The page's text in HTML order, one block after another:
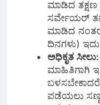
ಮಾಡಿದ ತಕ್ಷಣ
ಸರ್ವೇಯರ್
ಮಾಡಿದ
ದಿನಗಳು) ಇದು
ಅಧಿಕೃತ ಸೀಲು:
ಮಾಹಿತಿಗಾಗಿ
ಪಡೆಯಲು ಸಣ್ಣ